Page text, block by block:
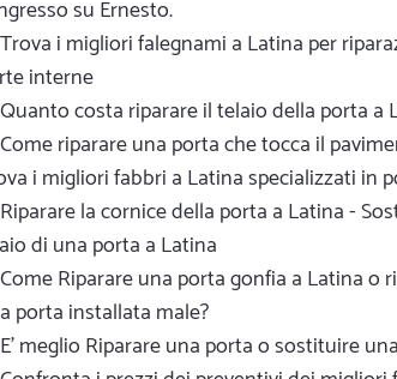
su Ernesto.
Trova i migliori falegnami a Latina per
interne
Quanto costa riparare il telaio della porta a
Come riparare una porta che tocca il
i migliori fabbri a Latina specializzati in
Riparare la cornice della porta a Latina -
di una porta a Latina
Come Riparare una porta gonfia a Latina o
porta installata male?
E' meglio Riparare una porta o sostituire